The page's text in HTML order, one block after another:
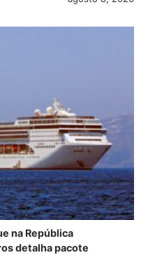
na República
detalha pacote